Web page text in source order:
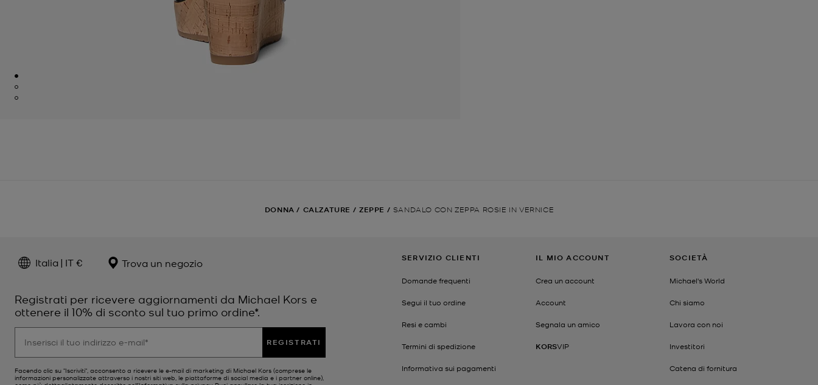
DONNA / CALZATURE / ZEPPE / SANDALO CON ZEPPA ROSIE IN VERNICE
Italia | IT € Trova un negozio
Registrati per ricevere aggiornamenti da Michael Kors e
ottenere il 10% di sconto sul tuo primo ordine*.
REGISTRATI
Facendo clic su "Iscriviti", acconsento a ricevere le e-mail di marketing di Michael Kors (comprese le
informazioni personalizzate attraverso i nostri siti web, le piattaforme di social media e i partner online),
SERVIZIO CLIENTI
Domande frequenti
Segui il tuo ordine
Resi e cambi
Termini di spedizione
Informativa sui pagamenti
IL MIO ACCOUNT
Crea un account
Account
Segnala un amico
KORSVIP
SOCIETÀ
Michael's World
Chi siamo
Lavora con noi
Investitori
Catena di fornitura